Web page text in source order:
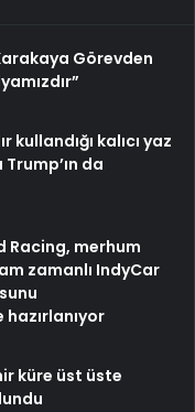
Görevden
kullandığı kalıcı yaz
da
Racing, merhum
zamanlı IndyCar
küre üst üste